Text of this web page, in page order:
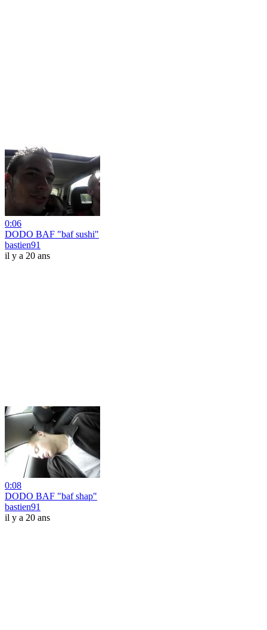
0:06
DODO BAF "baf sushi"
bastien91
il y a 20 ans
0:08
DODO BAF "baf shap"
bastien91
il y a 20 ans